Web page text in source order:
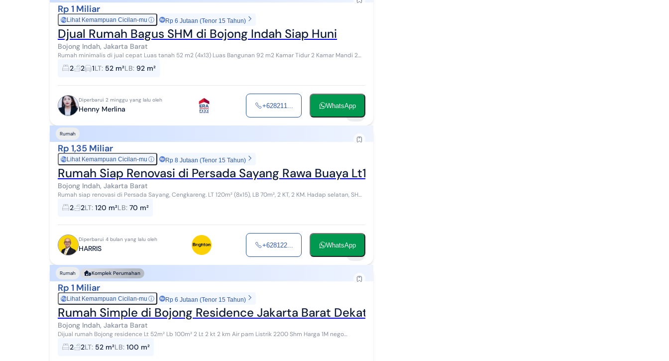
Rp 1 Miliar
RpLihat Kemampuan Cicilan-mu ⓘ Rp 6 Jutaan (Tenor 15 Tahun)
Djual Rumah Bagus SHM di Bojong Indah Siap Huni
Bojong Indah, Jakarta Barat
Rumah minimalis di jual cepat Luas tanah 52 m2 (4x13) Luas Bangunan 92 m2 Kamar Tidur 2 Kamar Mandi 2
2 2 1LT: 52 m²LB: 92 m²
Diperbarui 2 minggu yang lalu oleh
Henny Merlina +628211... WhatsApp
Rumah
Rp 1,35 Miliar
RpLihat Kemampuan Cicilan-mu ⓘ Rp 8 Jutaan (Tenor 15 Tahun)
Rumah Siap Renovasi di Persada Sayang Rawa Buaya Lt120
Bojong Indah, Jakarta Barat
Rumah siap renovasi di Persada Sayang, Cengkareng. LT 120m² (8x15), LB 70m², 2 KT, 2 KM. Hadap selatan, SHM,
listrik 2200 watt, air PDAM. Potensi...
2 2LT: 120 m²LB: 70 m²
Diperbarui 4 bulan yang lalu oleh
HARRIS +628122... WhatsApp
Rumah Komplek Perumahan
Rp 1 Miliar
RpLihat Kemampuan Cicilan-mu ⓘ Rp 6 Jutaan (Tenor 15 Tahun)
Rumah Simple di Bojong Residence Jakarta Barat Dekat Puri Indah
Bojong Indah, Jakarta Barat
Dijual rumah Bojong residence Lt 52m² Lb 100m² 2 Lt 2 kt 2 km Air pam Listrik 2200 Shm Harga 1M nego
2 2LT: 52 m²LB: 100 m²